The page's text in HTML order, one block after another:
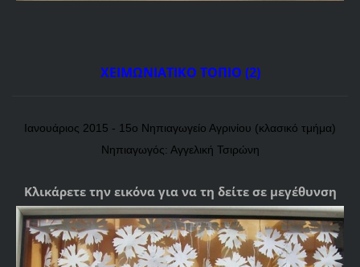
ΧΕΙΜΩΝΙΑΤΙΚΟ ΤΟΠΙΟ (2)
Ιανουάριος 2015 - 15ο Νηπιαγωγείο Αγρινίου (κλασικό τμήμα)
Νηπιαγωγός: Αγγελική Τσιρώνη
Κλικάρετε την εικόνα για να τη δείτε σε μεγέθυνση